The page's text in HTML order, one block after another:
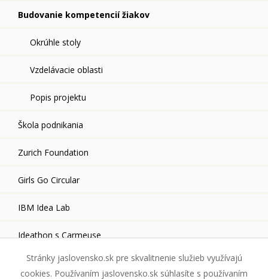
Budovanie kompetencií žiakov
Okrúhle stoly
Vzdelávacie oblasti
Popis projektu
Škola podnikania
Zurich Foundation
Girls Go Circular
IBM Idea Lab
Ideathon s Carmeuse
Stránky jaslovensko.sk pre skvalitnenie služieb využívajú
cookies. Používaním jaslovensko.sk súhlasíte s používaním